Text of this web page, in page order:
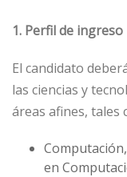
1. Perfil de ingreso
El candidato
las ciencias y
áreas afines, tales
en